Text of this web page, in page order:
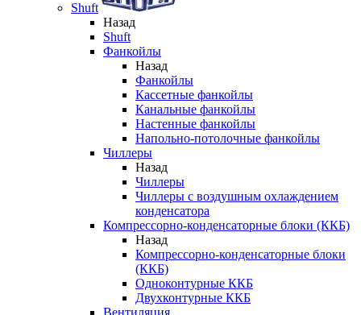
Shuft
Назад
Shuft
Фанкойлы
Назад
Фанкойлы
Кассетные фанкойлы
Канальные фанкойлы
Настенные фанкойлы
Напольно-потолочные фанкойлы
Чиллеры
Назад
Чиллеры
Чиллеры с воздушным охлаждением
конденсатора
Компрессорно-конденсаторные блоки (ККБ)
Назад
Компрессорно-конденсаторные блоки
(ККБ)
Одноконтурные ККБ
Двухконтурные ККБ
Вентиляция